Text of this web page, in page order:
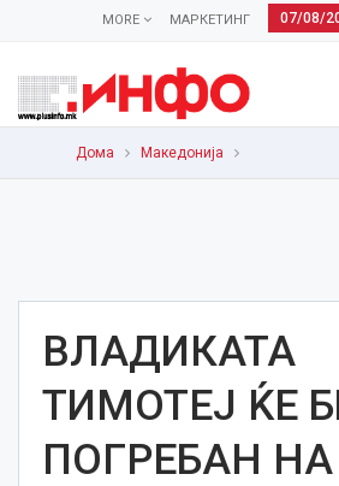
07/08/
МАРКЕТИНГ
MORE
Дома Македонија
ВЛАДИКАТА
ТИМОТЕЈ ЌЕ
ПОГРЕБАН НА